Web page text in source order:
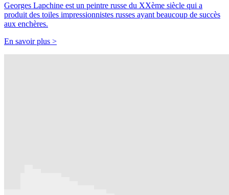
Georges Lapchine est un peintre russe du XXème siècle qui a
produit des toiles impressionnistes russes ayant beaucoup de succès
aux enchères.
En savoir plus >